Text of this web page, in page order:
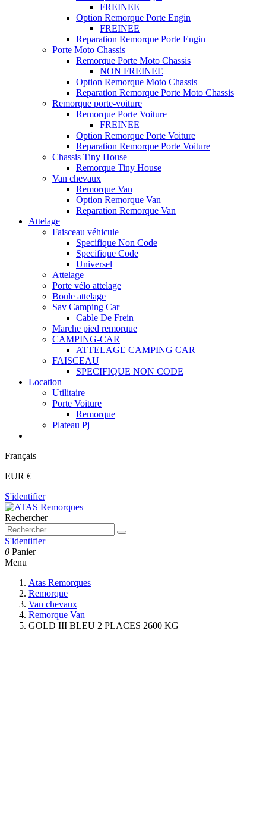
FREINEE
Option Remorque Porte Engin
FREINEE
Reparation Remorque Porte Engin
Porte Moto Chassis
Remorque Porte Moto Chassis
NON FREINEE
Option Remorque Moto Chassis
Reparation Remorque Porte Moto Chassis
Remorque porte-voiture
Remorque Porte Voiture
FREINEE
Option Remorque Porte Voiture
Reparation Remorque Porte Voiture
Chassis Tiny House
Remorque Tiny House
Van chevaux
Remorque Van
Option Remorque Van
Reparation Remorque Van
Attelage
Faisceau véhicule
Specifique Non Code
Specifique Code
Universel
Attelage
Porte vélo attelage
Boule attelage
Sav Camping Car
Cable De Frein
Marche pied remorque
CAMPING-CAR
ATTELAGE CAMPING CAR
FAISCEAU
SPECIFIQUE NON CODE
Location
Utilitaire
Porte Voiture
Remorque
Plateau Pj
Français
EUR €
S'identifier
Rechercher
S'identifier
0 Panier
Menu
Atas Remorques
Remorque
Van chevaux
Remorque Van
GOLD III BLEU 2 PLACES 2600 KG